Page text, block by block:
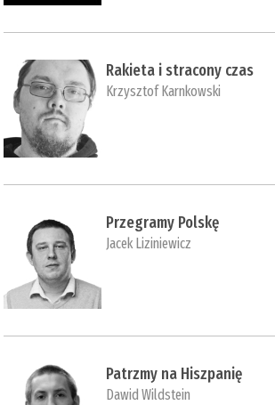
Rakieta i stracony czas
Krzysztof Karnkowski
Przegramy Polskę
Jacek Liziniewicz
Patrzmy na Hiszpanię
Dawid Wildstein